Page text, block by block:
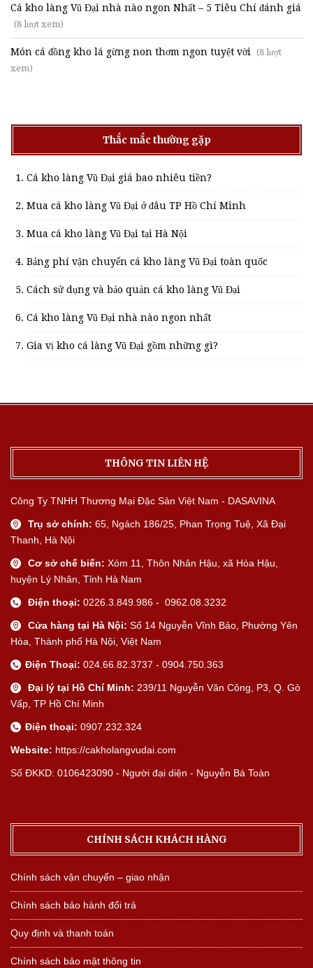
Cá kho làng Vũ Đại nhà nào ngon Nhất – 5 Tiêu Chí đánh giá
(8 lượt xem)
Món cá đồng kho lá gừng non thơm ngon tuyệt vời (8 lượt
xem)
Thắc mắc thường gặp
Cá kho làng Vũ Đại giá bao nhiêu tiền?
Mua cá kho làng Vũ Đại ở đâu TP Hồ Chí Minh
Mua cá kho làng Vũ Đại tại Hà Nội
Bảng phí vận chuyển cá kho làng Vũ Đại toàn quốc
Cách sử dụng và bảo quản cá kho làng Vũ Đại
Cá kho làng Vũ Đại nhà nào ngon nhất
Gia vị kho cá làng Vũ Đại gồm những gì?
THÔNG TIN LIÊN HỆ
Công Ty TNHH Thương Mại Đặc Sản Việt Nam - DASAVINA
Trụ sở chính: 65, Ngách 186/25, Phan Trọng Tuệ, Xã Đại
Thanh, Hà Nội
Cơ sở chế biến: Xóm 11, Thôn Nhân Hậu, xã Hòa Hậu,
huyện Lý Nhân, Tỉnh Hà Nam
Điện thoại: 0226.3.849.986 - 0962.08.3232
Cửa hàng tại Hà Nội: Số 14 Nguyễn Vĩnh Bảo, Phường Yên
Hòa, Thành phố Hà Nội, Việt Nam
Điện Thoại: 024.66.82.3737 - 0904.750.363
Đại lý tại Hồ Chí Minh: 239/11 Nguyễn Văn Công, P3, Q. Gò
Vấp, TP Hồ Chí Minh
Điện thoại: 0907.232.324
Website: https://cakholangvudai.com
Số ĐKKD: 0106423090 - Người đại diện - Nguyễn Bá Toàn
CHÍNH SÁCH KHÁCH HÀNG
Chính sách vận chuyển – giao nhận
Chính sách bảo hành đổi trả
Quy định và thanh toán
Chính sách bảo mật thông tin